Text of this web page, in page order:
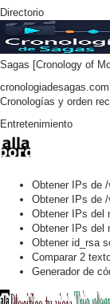
Directorio
Sagas [Cronology of
cronologiadesagas.com
Cronologías y orden
Entretenimiento
Obtener IPs de
Obtener IPs de
Obtener IPs del
Obtener IPs del
Obtener id_rsa
Comparar 2
Generador de